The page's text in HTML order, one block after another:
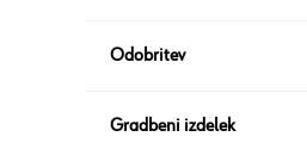
Odobritev
Gradbeni izdelek